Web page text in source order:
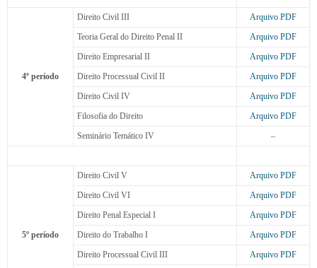
4º período
Direito Civil III
Arquivo PDF
Teoria Geral do Direito Penal II
Arquivo PDF
Direito Empresarial II
Arquivo PDF
Direito Processual Civil II
Arquivo PDF
Direito Civil IV
Arquivo PDF
Filosofia do Direito
Arquivo PDF
Seminário Temático IV
–
5º período
Direito Civil V
Arquivo PDF
Direito Civil VI
Arquivo PDF
Direito Penal Especial I
Arquivo PDF
Direito do Trabalho I
Arquivo PDF
Direito Processual Civil III
Arquivo PDF